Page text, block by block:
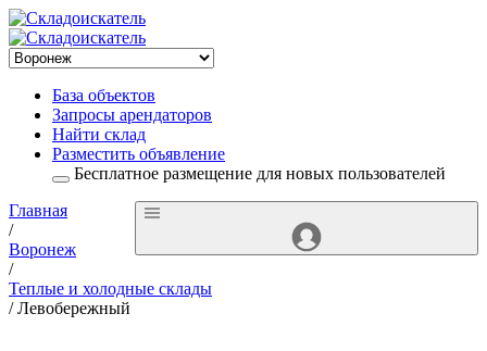
База объектов
Запросы арендаторов
Найти склад
Разместить объявление
Бесплатное размещение для новых пользователей
Главная
/
Воронеж
/
Теплые и холодные склады
/ Левобережный